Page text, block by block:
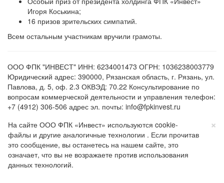
Игоря Коськина;
16 призов зрительских симпатий.
Всем остальным участникам вручили грамоты.
ООО ФПК "ИНВЕСТ" ИНН: 6234001473 ОГРН: 1036238003779
Юридический адрес: 390000, Рязанская область, г. Рязань, ул.
Павлова, д. 5, оф. 2.3 ОКВЭД: 70.22 Консультирование по
вопросам коммерческой деятельности и управления телефон:
+7 (4912) 306-506 адрес эл. почты: info@fpkinvest.ru
×
На сайте ООО ФПК «Инвест» используются cookie-
файлы и другие аналогичные технологии . Если прочитав
это сообщение, вы останетесь на нашем сайте, это
означает, что вы не возражаете против использования
данных технологий.